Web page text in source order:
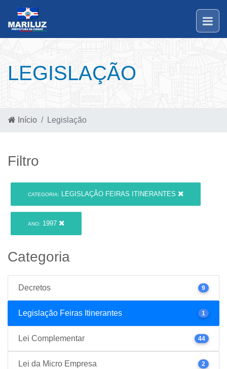
LEGISLAÇÃO
Início Legislação
Filtro
CATEGORIA: LEGISLAÇÃO FEIRAS ITINERANTES
ANO: 1997
Categoria
Decretos 9
Legislação Feiras Itinerantes 1
Lei Complementar 44
Lei da Micro Empresa 2